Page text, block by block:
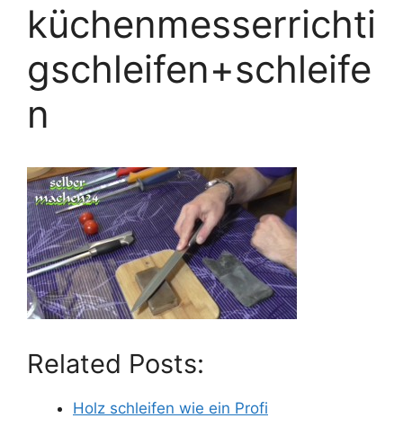
küchenmesserrichti
gschleifen+schleife
n
Related Posts:
Holz schleifen wie ein Profi